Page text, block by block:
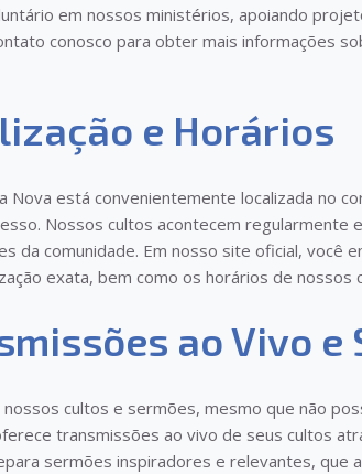
em nossos ministérios, apoiando
conosco para obter mais informações
e Horários
Nova está convenientemente localizada no
Nossos cultos acontecem regularmente
da comunidade. Em nosso site oficial, você
exata, bem como os horários de nossos
ao Vivo e
nossos cultos e sermões, mesmo que não
transmissões ao vivo de seus cultos
sermões inspiradores e relevantes, que